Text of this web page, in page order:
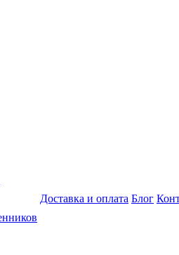
Доставка и оплата Блог